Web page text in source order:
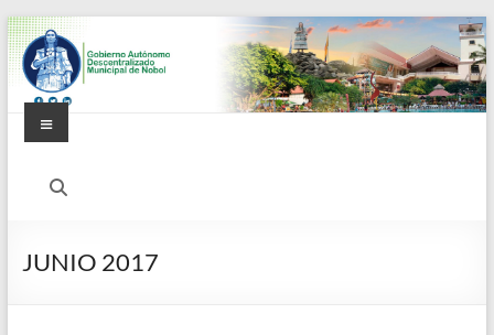
Saltar
al
contenido
Alcaldía
de
Menú
JUNIO 2017